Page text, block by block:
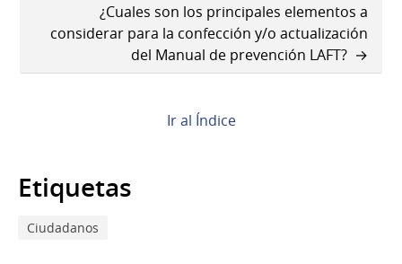
Book
¿Dónde
consultas
sobre
DOMEL?
¿Cuales son los principales elementos a
considerar para la confección y/o actualización
del Manual de prevención LAFT?
Ir al Índice
Etiquetas
Ciudadanos